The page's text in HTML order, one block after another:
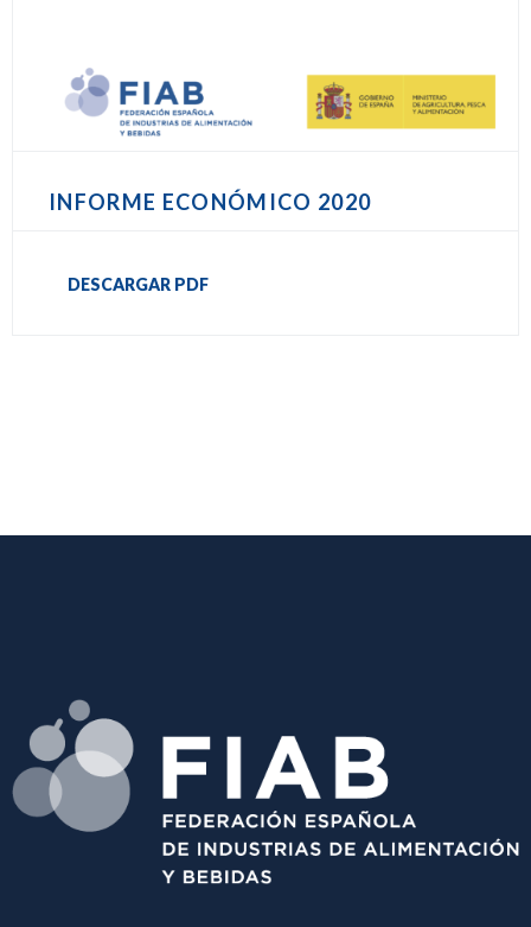
INFORME ECONÓMICO 2020
DESCARGAR PDF